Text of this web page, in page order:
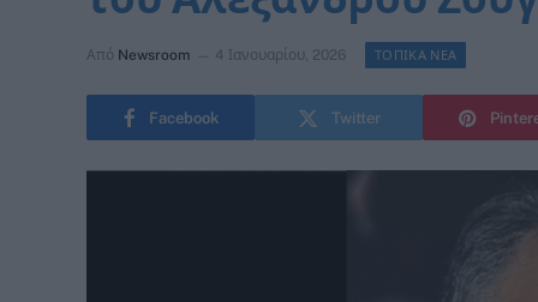
Από Newsroom 4 Ιανουαρίου, 2026 ΤΟΠΙΚΑ ΝΕΑ
Facebook Twitter